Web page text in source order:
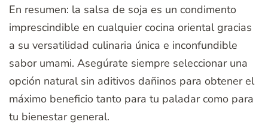
En resumen: la salsa de soja es un condimento
imprescindible en cualquier cocina oriental gracias
a su versatilidad culinaria única e inconfundible
sabor umami. Asegúrate siempre seleccionar una
opción natural sin aditivos dañinos para obtener el
máximo beneficio tanto para tu paladar como para
tu bienestar general.